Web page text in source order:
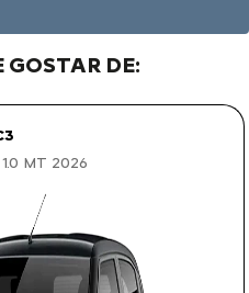
DE:
MT 2026